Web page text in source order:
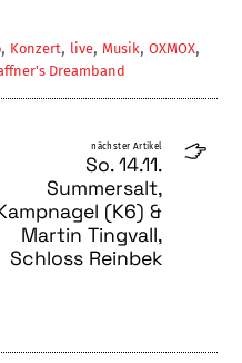
, Konzert, live, Musik, OXMOX,
Dreamband
nächster Artikel
So. 14.11.
Summersalt,
(K6) &
Martin Tingvall,
Schloss Reinbek